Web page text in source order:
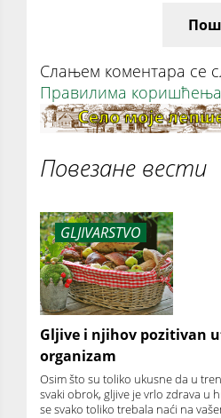
Слањем коментара се
Правилима коришћења
Повезане вести
GLJIVARSTVO
Gljive i njihov pozitivan
organizam
Osim što su toliko ukusne da u
svaki obrok, gljive je vrlo zdrava u
se svako toliko trebala naći na